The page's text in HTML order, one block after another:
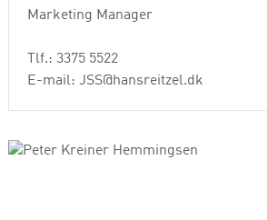
Marketing Manager
Tlf.: 3375 5522
E-mail: JSS@hansreitzel.dk